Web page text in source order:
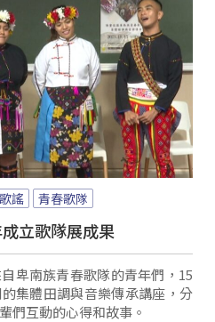
謠 青春歌隊
立歌隊展成果
卑南族青春歌隊的青年們，15
集體田調與音樂傳承講座，分
們互動的心得和故事。